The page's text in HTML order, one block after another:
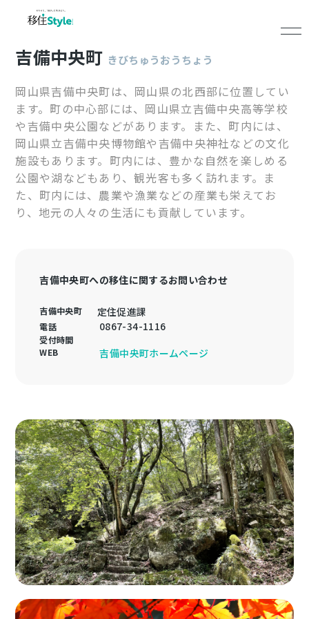
吉備中央町 きびちゅうおうちょう
岡山県吉備中央町は、岡山県の北西部に位置してい
ます。町の中心部には、岡山県立吉備中央高等学校
や吉備中央公園などがあります。また、町内には、
岡山県立吉備中央博物館や吉備中央神社などの文化
施設もあります。町内には、豊かな自然を楽しめる
公園や湖などもあり、観光客も多く訪れます。ま
た、町内には、農業や漁業などの産業も栄えてお
り、地元の人々の生活にも貢献しています。
吉備中央町への移住に関するお問い合わせ
吉備中央町 定住促進課
電話 0867-34-1116
受付時間
WEB
吉備中央町ホームページ